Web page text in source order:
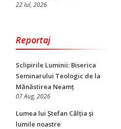
22 Iul, 2026
Reportaj
Sclipirile Luminii: Biserica
Seminarului Teologic de la
Mănăstirea Neamț
07 Aug, 2026
Lumea lui Ștefan Câlția și
lumile noastre